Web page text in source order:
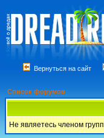
Вернуться на сайт
Список форумов
Не являетесь членом групп